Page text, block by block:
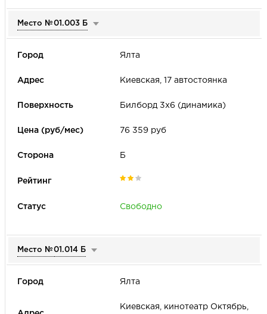
Место №01.003 Б
Ялта
Киевская, 17 автостоянка
Билборд 3х6 (динамика)
76 359 руб
Б
Свободно
Место №01.014 Б
Ялта
Киевская, кинотеатр Октябрь,